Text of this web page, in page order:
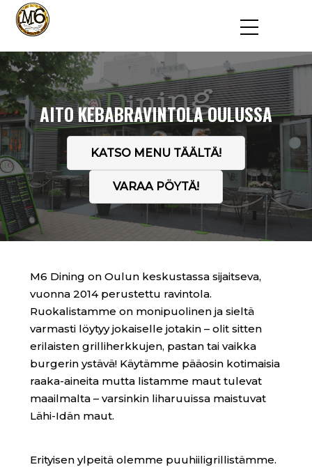
AITO KEBABRAVINTOLA OULUSSA
KATSO MENU TÄÄLTÄ!
VARAA PÖYTÄ!
M6 Dining on Oulun keskustassa sijaitseva,
vuonna 2014 perustettu ravintola.
Ruokalistamme on monipuolinen ja sieltä
varmasti löytyy jokaiselle jotakin – olit sitten
erilaisten grilliherkkujen, pastan tai vaikka
burgerin ystävä! Käytämme pääosin kotimaisia
raaka-aineita mutta listamme maut tulevat
maailmalta – varsinkin liharuuissa maistuvat
Lähi-Idän maut.
Erityisen ylpeitä olemme puuhiiligrillistämme.